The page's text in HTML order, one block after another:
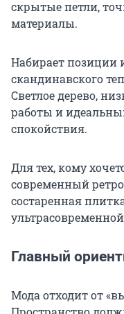
скрытые петли,
материалы.
Набирает позиции
скандинавского
Светлое дерево,
работы и
спокойствия.
Для тех, кому
современный
состаренная
Главный
Мода отходит от